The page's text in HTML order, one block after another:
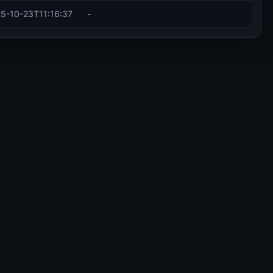
10-23T11:16:37 -